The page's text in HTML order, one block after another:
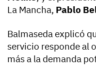
La Mancha, Pablo
Balmaseda explicó
servicio responde al
más a la demanda